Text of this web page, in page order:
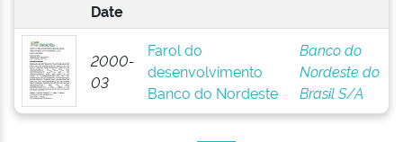
Date
2000-
03
Farol do
desenvolvimento
Banco do Nordeste
Banco do
Nordeste do
Brasil S/A